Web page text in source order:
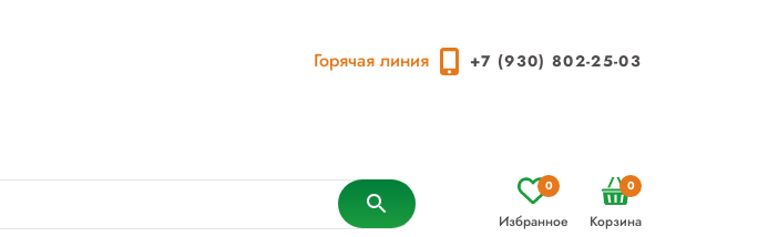
Горячая линия +7 (930) 802-25-03
Избранное
0
Корзина
0